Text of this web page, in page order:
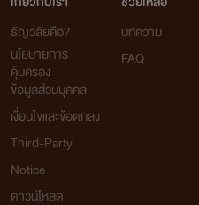
ธัญวลัยคือ?
นโยบายการ
คุ้มครอง
ข้อมูลส่วนบุคคล
เงื่อนไขและข้อตกลง
Third-Party
Notice
ดาวน์โหลด
บทความ
FAQ